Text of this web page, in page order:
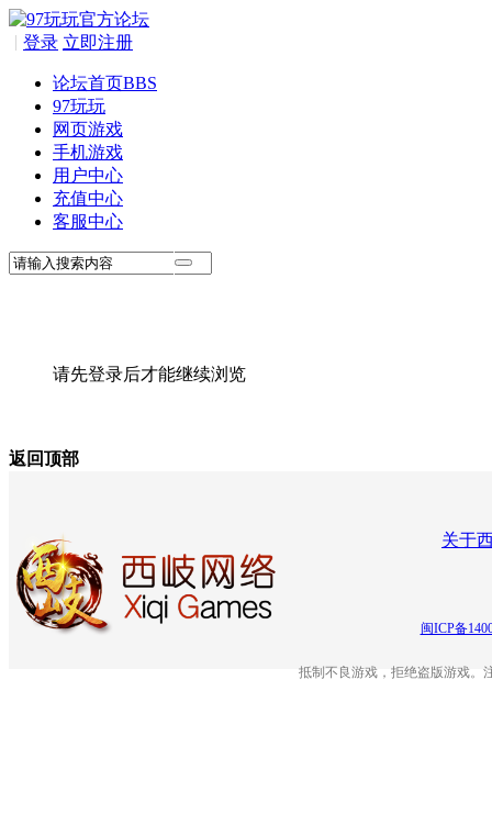
登录
| 立即注册
论坛首页BBS
97玩玩
网页游戏
手机游戏
用户中心
充值中心
客服中心
请先登录后才能继续浏览
返回顶部
关于
闽ICP备
抵制不良游戏，拒绝盗版游戏。